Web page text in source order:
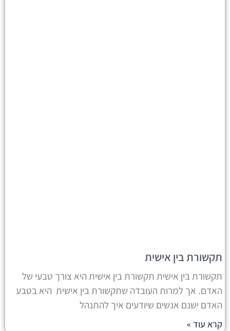
תקשורת בין אישית
תקשורת בין אישית תקשורת בין אישית היא צורך טבעי של
האדם. אך למרות העובדה שתקשורת בין אישית היא בטבע
האדם ישנם אנשים שיודעים איך להתנהל
קרא עוד »